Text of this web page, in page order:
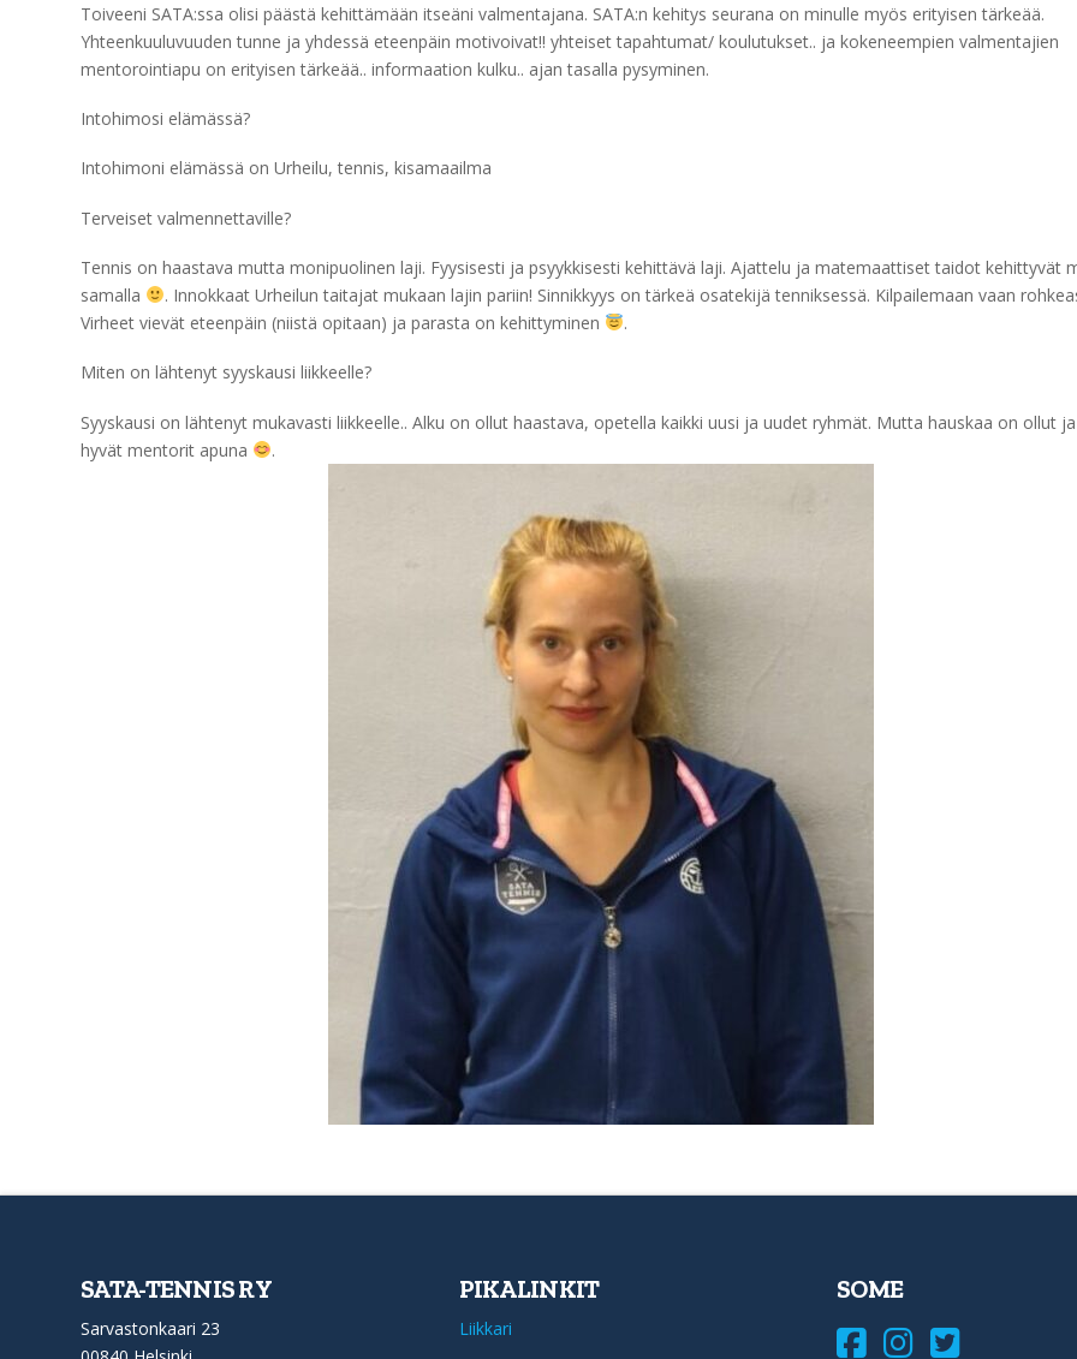
Toiveeni SATA:ssa olisi päästä kehittämään itseäni valmentajana. SATA:n kehitys seurana on minulle myös erityisen tärkeää.
Yhteenkuuluvuuden tunne ja yhdessä eteenpäin motivoivat!! yhteiset tapahtumat/ koulutukset.. ja kokeneempien valmentajien
mentorointiapu on erityisen tärkeää.. informaation kulku.. ajan tasalla pysyminen.
Intohimosi elämässä?
Intohimoni elämässä on Urheilu, tennis, kisamaailma
Terveiset valmennettaville?
Tennis on haastava mutta monipuolinen laji. Fyysisesti ja psyykkisesti kehittävä laji. Ajattelu ja matemaattiset taidot kehittyvät
samalla
. Innokkaat Urheilun taitajat mukaan lajin pariin! Sinnikkyys on tärkeä osatekijä tenniksessä. Kilpailemaan vaan
Virheet vievät eteenpäin (niistä opitaan) ja parasta on kehittyminen
.
Miten on lähtenyt syyskausi liikkeelle?
Syyskausi on lähtenyt mukavasti liikkeelle.. Alku on ollut haastava, opetella kaikki uusi ja uudet ryhmät. Mutta hauskaa on ollut ja
hyvät mentorit apuna
.
SATA-TENNIS RY
Sarvastonkaari 23
PIKALINKIT
Liikkari
SOME